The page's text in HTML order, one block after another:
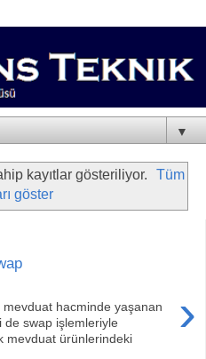
▼
kayıtlar gösteriliyor.
Tüm
göster
›
hacminde yaşanan
de swap işlemleriyle
mevduat ürünlerindeki